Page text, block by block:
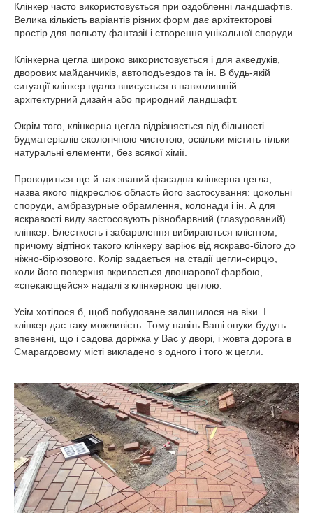
Клінкер часто використовується при оздобленні ландшафтів.
Велика кількість варіантів різних форм дає архітекторові
простір для польоту фантазії і створення унікальної споруди.
Клінкерна цегла широко використовується і для акведуків,
дворових майданчиків, автоподъездов та ін. В будь-якій
ситуації клінкер вдало вписується в навколишній
архітектурний дизайн або природний ландшафт.
Окрім того, клінкерна цегла відрізняється від більшості
будматеріалів екологічною чистотою, оскільки містить тільки
натуральні елементи, без всякої хімії.
Проводиться ще й так званий фасадна клінкерна цегла,
назва якого підкреслює область його застосування: цокольні
споруди, амбразурные обрамлення, колонади і ін. А для
яскравості виду застосовують різнобарвний (глазурований)
клінкер. Блесткость і забарвлення вибираються клієнтом,
причому відтінок такого клінкеру варіює від яскраво-білого до
ніжно-бірюзового. Колір задається на стадії цегли-сирцю,
коли його поверхня вкривається двошарової фарбою,
«спекающейся» надалі з клінкерною цеглою.
Усім хотілося б, щоб побудоване залишилося на віки. І
клінкер дає таку можливість. Тому навіть Ваші онуки будуть
впевнені, що і садова доріжка у Вас у дворі, і жовта дорога в
Смарагдовому місті викладено з одного і того ж цегли.